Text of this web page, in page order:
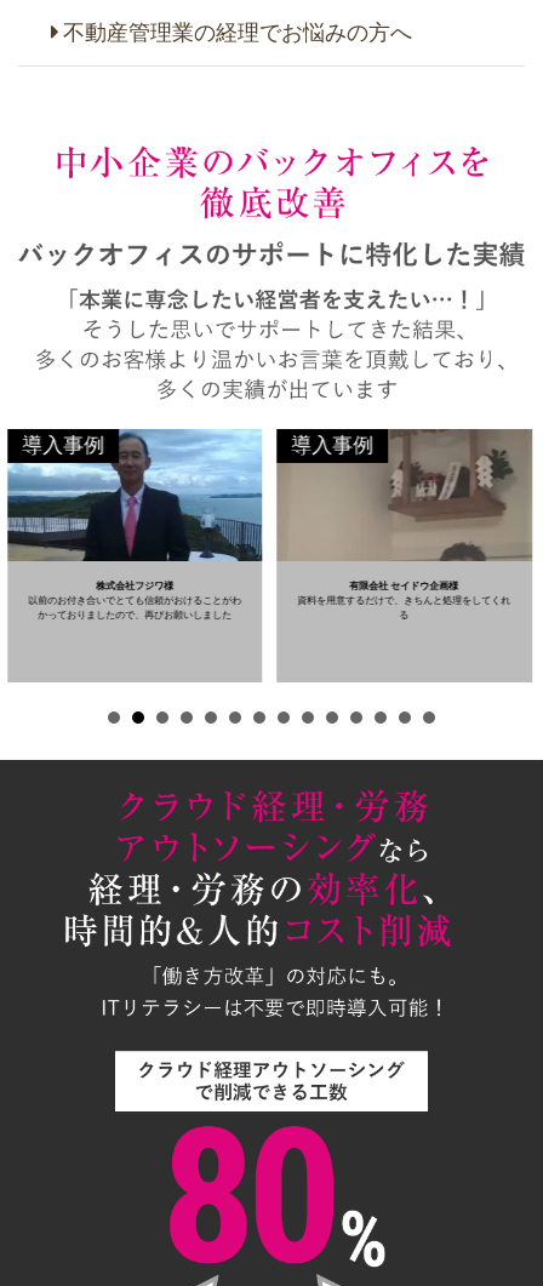
不動産管理業の経理でお悩みの方へ
導入事例
株式会社フジワ様
以前のお付き合いでとても信頼がおけることがわ
かっておりましたので、再びお願いしました
導入事例
有限会社 セイドウ企画様
資料を用意するだけで、きちんと処理をしてくれ
る